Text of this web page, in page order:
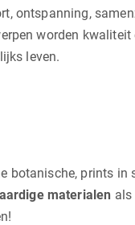
ontspanning,
worden
leven.
botanische, prints
materialen als